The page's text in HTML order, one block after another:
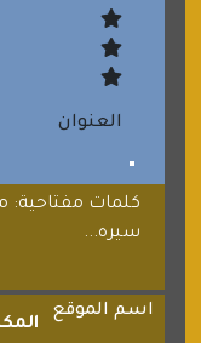
العنوان
كلمات مفتاحية:
سيره...
اسم الموقع